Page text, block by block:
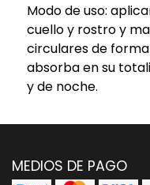
Modo de uso:
cuello y rostro y
circulares de
absorba en su
y de noche.
MEDIOS DE PAGO